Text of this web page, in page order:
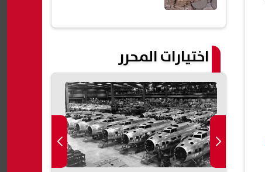
اختيارات المحرر